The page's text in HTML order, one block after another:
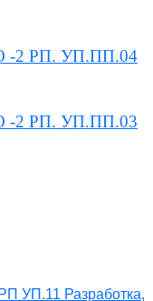
-2 РП. УП.ПП.04
-2 РП. УП.ПП.03
УП.11 Разработка,